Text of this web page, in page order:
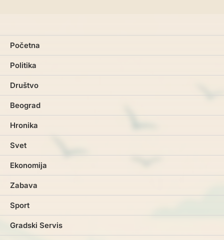
Početna
Politika
Društvo
Beograd
Hronika
Svet
Ekonomija
Zabava
Sport
Gradski Servis